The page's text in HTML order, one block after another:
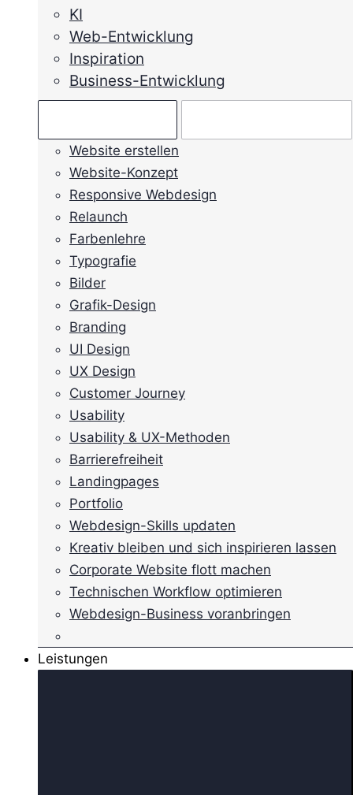
KI
Web-Entwicklung
Inspiration
Business-Entwicklung
Website erstellen
Website-Konzept
Responsive Webdesign
Relaunch
Farbenlehre
Typografie
Bilder
Grafik-Design
Branding
UI Design
UX Design
Customer Journey
Usability
Usability & UX-Methoden
Barrierefreiheit
Landingpages
Portfolio
Webdesign-Skills updaten
Kreativ bleiben und sich inspirieren lassen
Corporate Website flott machen
Technischen Workflow optimieren
Webdesign-Business voranbringen
Leistungen